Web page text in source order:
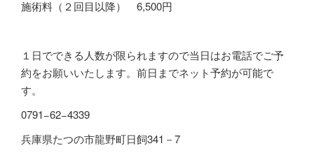
施術料（２回目以降） 6,500円
１日でできる人数が限られますので当日はお電話でご予
約をお願いいたします。前日までネット予約が可能で
す。
0791−62−4339
兵庫県たつの市龍野町日飼341－7